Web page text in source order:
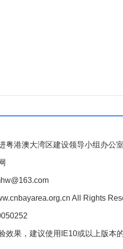
粤港澳大湾区建设领导小组办公室
All Rights
效果，建议使用IE10或以上版本